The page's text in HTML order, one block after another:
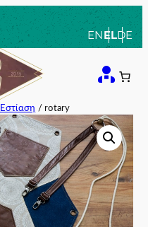
ENELDE
Εστίαση / rotary